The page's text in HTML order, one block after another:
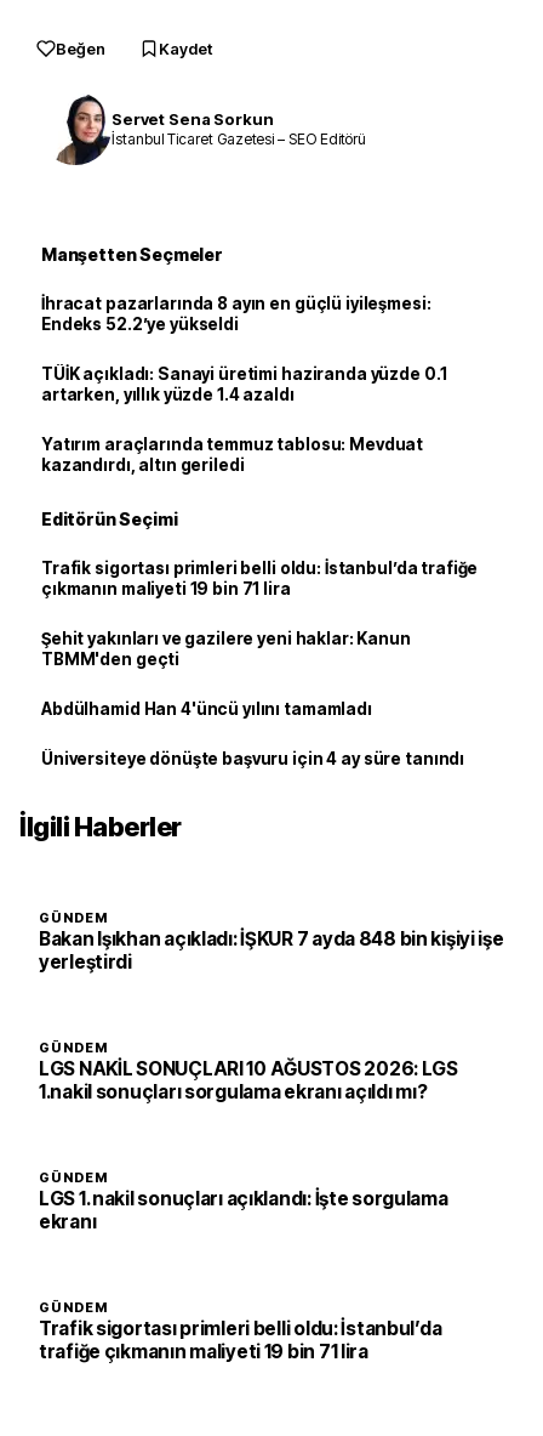
Beğen Kaydet
Servet Sena Sorkun
İstanbul Ticaret Gazetesi – SEO Editörü
Manşetten Seçmeler
İhracat pazarlarında 8 ayın en güçlü iyileşmesi:
Endeks 52.2’ye yükseldi
TÜİK açıkladı: Sanayi üretimi haziranda yüzde 0.1
artarken, yıllık yüzde 1.4 azaldı
Yatırım araçlarında temmuz tablosu: Mevduat
kazandırdı, altın geriledi
Editörün Seçimi
Trafik sigortası primleri belli oldu: İstanbul’da trafiğe
çıkmanın maliyeti 19 bin 71 lira
Şehit yakınları ve gazilere yeni haklar: Kanun
TBMM'den geçti
Abdülhamid Han 4'üncü yılını tamamladı
Üniversiteye dönüşte başvuru için 4 ay süre tanındı
İlgili Haberler
GÜNDEM
Bakan Işıkhan açıkladı: İŞKUR 7 ayda 848 bin kişiyi işe
yerleştirdi
GÜNDEM
LGS NAKİL SONUÇLARI 10 AĞUSTOS 2026: LGS
1.nakil sonuçları sorgulama ekranı açıldı mı?
GÜNDEM
LGS 1. nakil sonuçları açıklandı: İşte sorgulama
ekranı
GÜNDEM
Trafik sigortası primleri belli oldu: İstanbul’da
trafiğe çıkmanın maliyeti 19 bin 71 lira